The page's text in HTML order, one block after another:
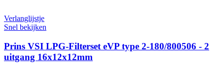
Verlanglijstje
Snel bekijken
Prins VSI LPG-Filterset eVP type 2-180/800506 - 2
uitgang 16x12x12mm